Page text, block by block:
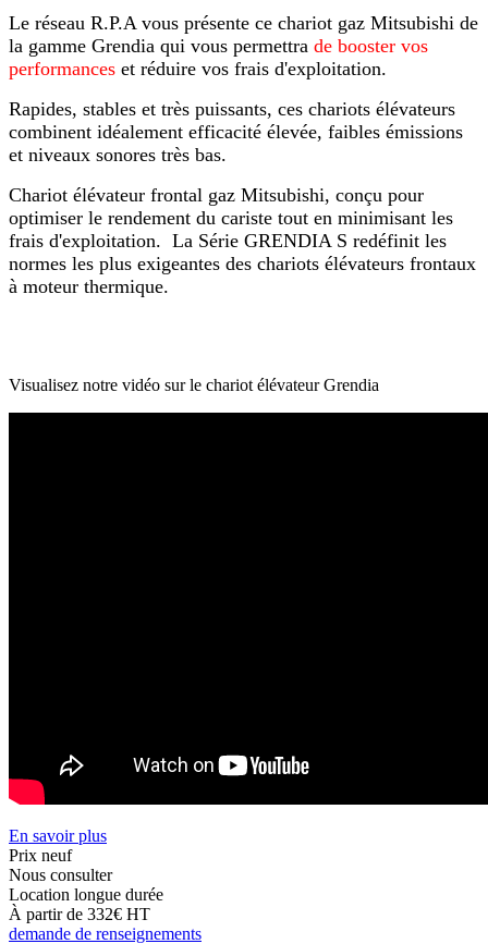
Le réseau R.P.A vous présente ce chariot gaz Mitsubishi de
la gamme Grendia qui vous permettra de booster vos
performances et réduire vos frais d'exploitation.
Rapides, stables et très puissants, ces chariots élévateurs
combinent idéalement efficacité élevée, faibles émissions
et niveaux sonores très bas.
Chariot élévateur frontal gaz Mitsubishi, conçu pour
optimiser le rendement du cariste tout en minimisant les
frais d'exploitation. La Série GRENDIA S redéfinit les
normes les plus exigeantes des chariots élévateurs frontaux
à moteur thermique.
Visualisez notre vidéo sur le chariot élévateur Grendia
En savoir plus
Prix neuf
Nous consulter
Location longue durée
À partir de 332€ HT
demande de renseignements